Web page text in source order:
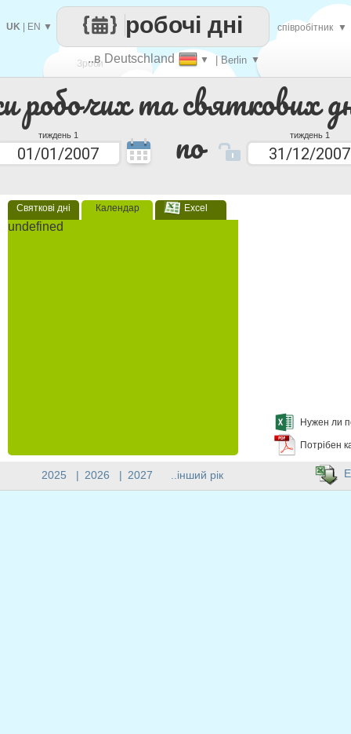
робочих та святкових
тиждень 1 по тиждень 1
Святкові дні Календар Excel
undefined
Нужен ли
Потрібен
Зроби
кожен
..в Deutschland ▼ | Berlin ▼
робочі дні
UK EN ▼ співробітник ▼
2025 | 2026 | 2027 ..інший рік